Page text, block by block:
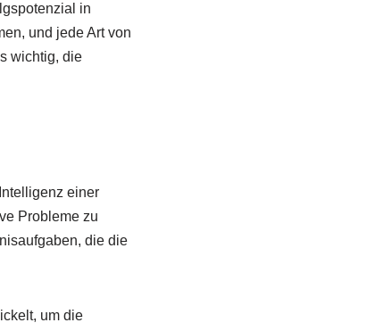
in
und jede Art von
wichtig, die
einer
Probleme zu
die die
um die